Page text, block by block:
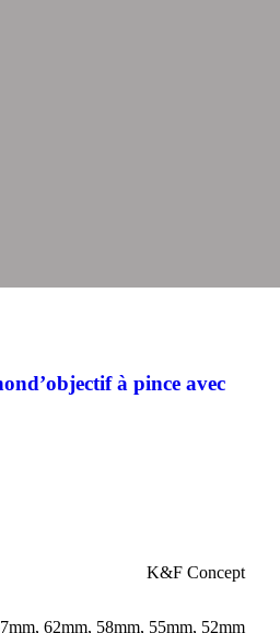
à pince avec
K&F Concept
, 62mm, 58mm, 55mm, 52mm